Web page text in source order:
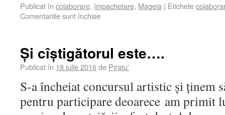
Publicat în colaborare, împachetare, Mageia | Etichete
Comentariile sunt închise
Și cîștigătorul este….
Publicat în 18 iulie 2016de Piratu'
S-a încheiat concursul artistic și ținem
pentru participare deoarece am primit